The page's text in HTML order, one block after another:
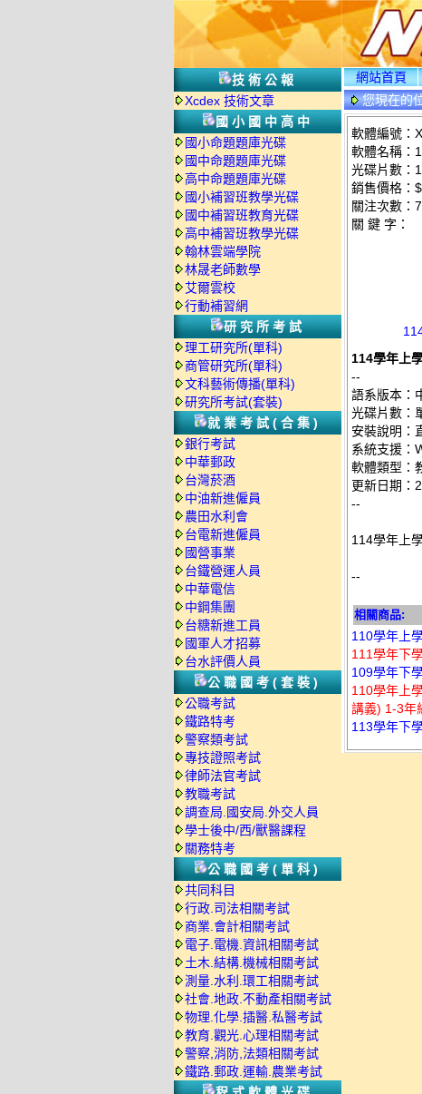
技術公報
Xcdex 技術文章
國小國中高中
國小命題題庫光碟
國中命題題庫光碟
高中命題題庫光碟
國小補習班教學光碟
國中補習班教育光碟
高中補習班教學光碟
翰林雲端學院
林晟老師數學
艾爾雲校
行動補習網
研究所考試
理工研究所(單科)
商管研究所(單科)
文科藝術傳播(單科)
研究所考試(套裝)
就業考試(合集)
銀行考試
中華郵政
台灣菸酒
中油新進僱員
農田水利會
台電新進僱員
國營事業
台鐵營運人員
中華電信
中鋼集團
台糖新進工員
國軍人才招募
台水評價人員
公職國考(套裝)
公職考試
鐵路特考
警察類考試
專技證照考試
律師法官考試
教職考試
調查局.國安局.外交人員
學士後中/西/獸醫課程
關務特考
公職國考(單科)
共同科目
行政.司法相關考試
商業.會計相關考試
電子.電機.資訊相關考試
土木.結構.機械相關考試
測量.水利.環工相關考試
社會.地政.不動產相關考試
物理.化學.插醫.私醫考試
教育.觀光.心理相關考試
警察,消防,法類相關考試
鐵路.郵政.運輸.農業考試
網站首頁
您現在的
軟體編號：
軟體名稱：
光碟片數：1
銷售價格：
關注次數：
關 鍵 字：
114學年上
--
語系版本：
光碟片數：
安裝說明：
系統支援：
軟體類型：
更新日期：
--
114學年上
--
相關商品:
110學年上
111學年下
109學年下
110學年上
講義) 1-3年
113學年下